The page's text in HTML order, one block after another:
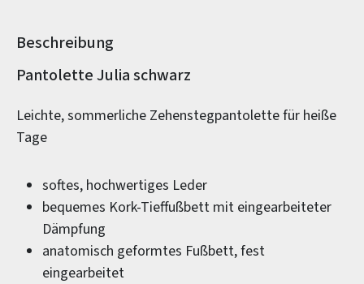
Beschreibung
Produktinformationen
Pantolette Julia schwarz
Leichte, sommerliche Zehenstegpantolette für heiße
Tage
softes, hochwertiges Leder
bequemes Kork-Tieffußbett mit eingearbeiteter
Dämpfung
anatomisch geformtes Fußbett, fest
eingearbeitet